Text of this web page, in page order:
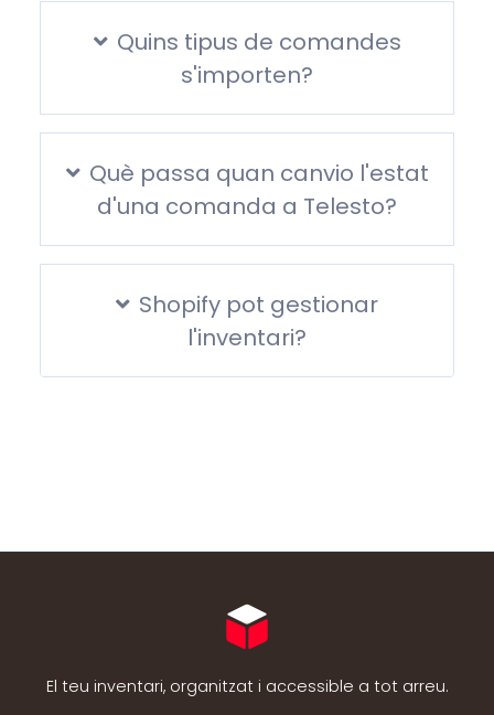
Quins tipus de comandes
s'importen?
Què passa quan canvio l'estat
d'una comanda a Telesto?
Shopify pot gestionar
l'inventari?
El teu inventari, organitzat i accessible a tot arreu.